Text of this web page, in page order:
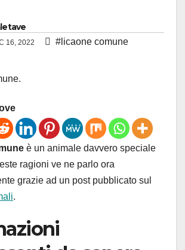
16, 2022 #licaone comune
è un animale davvero speciale
ragioni ve ne parlo ora
grazie ad un post pubblicato sul
.